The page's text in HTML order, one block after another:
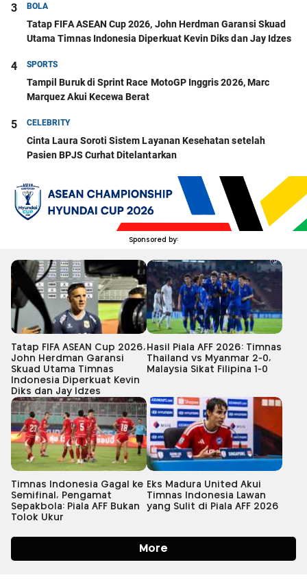
3 BOLA
Tatap FIFA ASEAN Cup 2026, John Herdman Garansi Skuad
Utama Timnas Indonesia Diperkuat Kevin Diks dan Jay Idzes
4 SPORTS
Tampil Buruk di Sprint Race MotoGP Inggris 2026, Marc
Marquez Akui Kecewa Berat
5 CELEBRITY
Cinta Laura Soroti Sistem Layanan Kesehatan setelah
Pasien BPJS Curhat Ditelantarkan